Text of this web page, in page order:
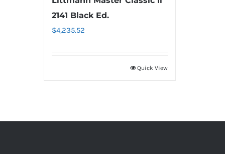
2141 Black Ed.
$4,235.52
Quick View